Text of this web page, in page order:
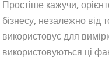
Простіше кажучи,
бізнесу, незалежно від
використовує для
використовуються ці